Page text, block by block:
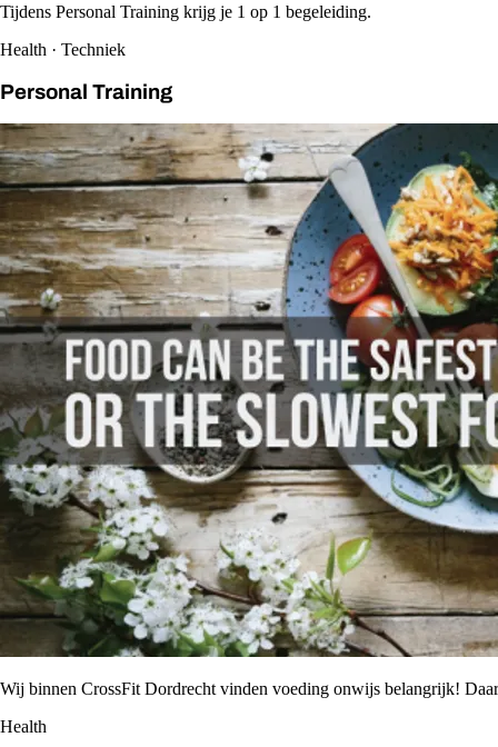
Tijdens Personal Training krijg je 1 op 1 begeleiding.
Health · Techniek
Personal Training
Wij binnen CrossFit Dordrecht vinden voeding onwijs belangrijk!
Health